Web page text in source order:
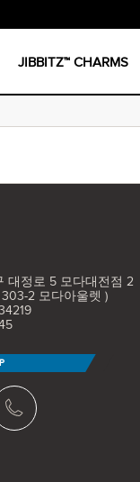
JIBBITZ™ CHARMS
대정로 5 모다대전점 2
2 모다아울렛 )